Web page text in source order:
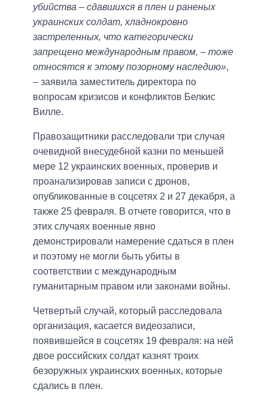
убийства – сдавшихся в плен и раненых
украинских солдат, хладнокровно
застреленных, что категорически
запрещено международным правом, – тоже
относятся к этому позорному наследию»,
– заявила заместитель директора по
вопросам кризисов и конфликтов Белкис
Вилле.
Правозащитники расследовали три случая
очевидной внесудебной казни по меньшей
мере 12 украинских военных, проверив и
проанализировав записи с дронов,
опубликованные в соцсетях 2 и 27 декабря, а
также 25 февраля. В отчете говорится, что в
этих случаях военные явно
демонстрировали намерение сдаться в плен
и поэтому не могли быть убиты в
соответствии с международным
гуманитарным правом или законами войны.
Четвертый случай, который расследовала
организация, касается видеозаписи,
появившейся в соцсетях 19 февраля: на ней
двое российских солдат казнят троих
безоружных украинских военных, которые
сдались в плен.